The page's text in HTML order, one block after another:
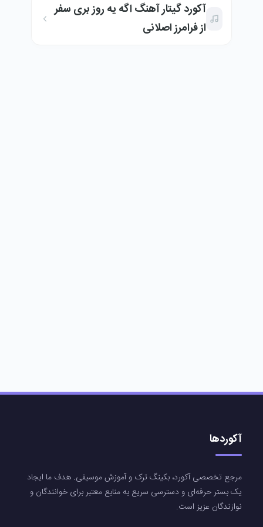
آکورد گیتار آهنگ اگه یه روز بری سفر
از فرامرز اصلانی
آکوردها
مرجع تخصصی آکورد، بکینگ ترک و آموزش موسیقی. هدف ما ایجاد
یک بستر حرفه‌ای و دسترسی سریع به منابع معتبر برای خوانندگان و
نوازندگان عزیز است.